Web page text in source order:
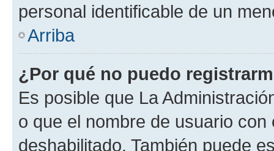
personal identificable de un
Arriba
¿Por qué no puedo
Es posible que La
o que el nombre de usuario
deshabilitado. También puede